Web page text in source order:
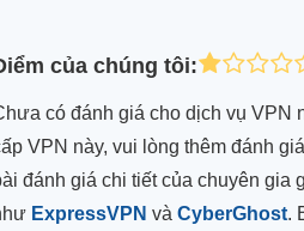
của chúng tôi:
có đánh giá cho dịch vụ VPN
VPN này, vui lòng thêm đánh
đánh giá chi tiết của chuyên
ExpressVPN và CyberGhost.